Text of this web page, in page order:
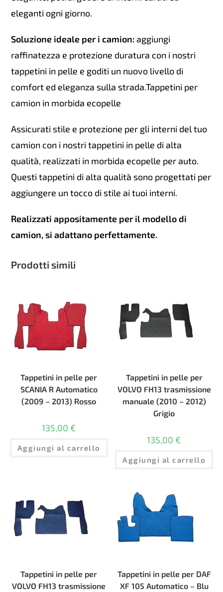
eleganti ogni giorno.
Soluzione ideale per i camion: aggiungi
raffinatezza e protezione duratura con i nostri
tappetini in pelle e goditi un nuovo livello di
comfort ed eleganza sulla strada.Tappetini per
camion in morbida ecopelle
Assicurati stile e protezione per gli interni del tuo
camion con i nostri tappetini in pelle di alta
qualità, realizzati in morbida ecopelle per auto.
Questi tappetini di alta qualità sono progettati per
aggiungere un tocco di stile ai tuoi interni.
Realizzati appositamente per il modello di
camion, si adattano perfettamente.
Prodotti simili
Tappetini in pelle per
SCANIA R Automatico
(2009 – 2013) Rosso
135,00 €
Aggiungi al carrello
Tappetini in pelle per
VOLVO FH13 trasmissione
manuale (2010 – 2012)
Grigio
135,00 €
Aggiungi al carrello
Tappetini in pelle per
VOLVO FH13 trasmissione
Tappetini in pelle per DAF
XF 105 Automatico – Blu